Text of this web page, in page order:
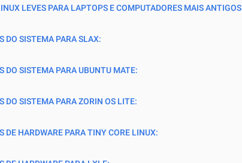
LEVES PARA LAPTOPS E COMPUTADORES MAIS ANTIGOS
DO SISTEMA PARA SLAX:
DO SISTEMA PARA UBUNTU MATE:
DO SISTEMA PARA ZORIN OS LITE:
DE HARDWARE PARA TINY CORE LINUX: